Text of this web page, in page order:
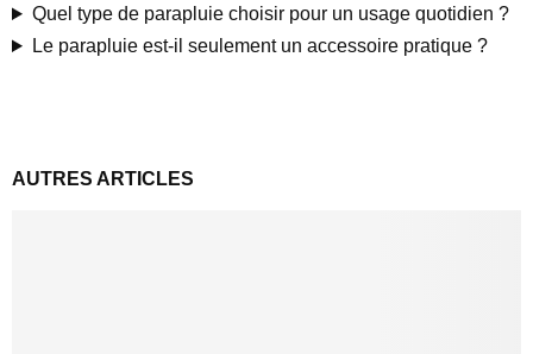
Quel type de parapluie choisir pour un usage quotidien ?
Le parapluie est-il seulement un accessoire pratique ?
AUTRES ARTICLES